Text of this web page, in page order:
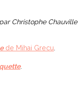
Christophe Chauville
de Mihai Grecu
.